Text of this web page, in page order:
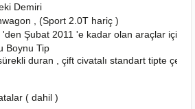
Demiri
, (Sport 2.0T hariç )
'den Şubat 2011 'e kadar olan araçlar için
Boynu Tip
duran , çift civatalı standart tipte çeki
( dahil )